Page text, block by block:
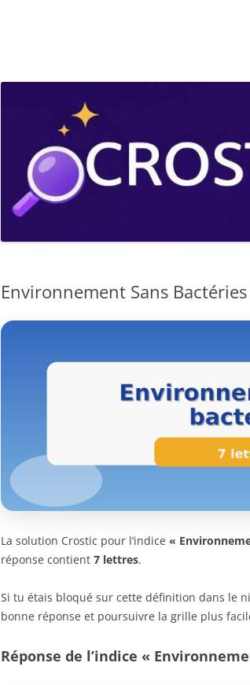
Environnement Sans
La solution Crostic pour l’indice «
réponse contient 7 lettres.
Si tu étais bloqué sur cette définition dans le
bonne réponse et poursuivre la grille plus
Réponse de l’indice «